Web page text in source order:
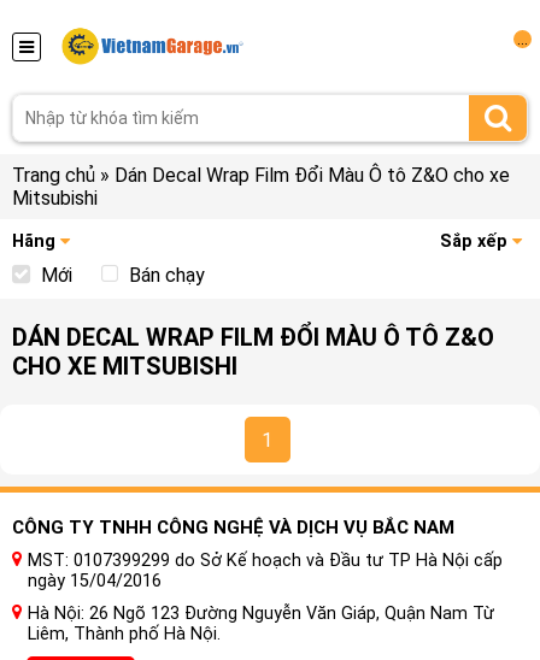
Trang chủ » Dán Decal Wrap Film Đổi Màu Ô tô Z&O cho xe
Mitsubishi
Hãng Sắp xếp
Mới Bán chạy
DÁN DECAL WRAP FILM ĐỔI MÀU Ô TÔ Z&O
CHO XE MITSUBISHI
1
CÔNG TY TNHH CÔNG NGHỆ VÀ DỊCH VỤ BẮC NAM
MST: 0107399299 do Sở Kế hoạch và Đầu tư TP Hà Nội cấp
ngày 15/04/2016
Hà Nội: 26 Ngõ 123 Đường Nguyễn Văn Giáp, Quận Nam Từ
Liêm, Thành phố Hà Nội.